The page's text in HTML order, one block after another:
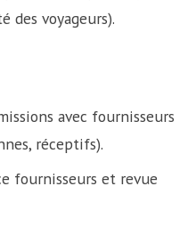
des voyageurs).
avec fournisseurs
réceptifs).
fournisseurs et revue